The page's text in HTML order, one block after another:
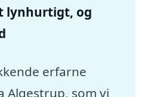
lynhurtigt, og
erfarne
som vi